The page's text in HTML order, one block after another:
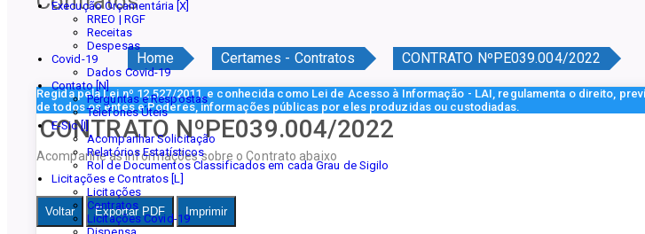
Execução Orçamentária [X]
RREO | RGF
Receitas
Despesas
Covid-19
Dados Covid-19
Contato [N]
Perguntas e Respostas
Telefones Úteis
E-Sic [I]
Acompanhar Solicitação
Relatórios Estatísticos
Rol de Documentos Classificados em cada Grau de Sigilo
Licitações e Contratos [L]
Licitações
Contratos
Licitações Covid-19
Home Certames - Contratos CONTRATO NºPE039.004/2022
Regida pela Lei nº 12.527/2011, e conhecida como Lei de Acesso à Informação - LAI, regulamenta o direito,
de todos os entes e Poderes, informações públicas por eles produzidas ou custodiadas.
CONTRATO NºPE039.004/2022
Acompanhe as informações sobre o Contrato abaixo
Voltar Exportar PDF Imprimir